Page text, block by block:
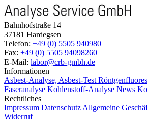
Bahnhofstraße 14
37181 Hardegsen
Telefon: +49 (0) 5505 940980
Fax: +49 (0) 5505 94098260
E-Mail: labor@crb-gmbh.de
Informationen
Asbest-Analyse, Asbest-Test
Faseranalyse Kohlenstoff-Analyse News
Rechtliches
Impressum Datenschutz Allgemeine
Widerruf